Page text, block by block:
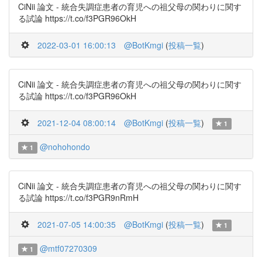
CiNii 論文 - 統合失調症患者の育児への祖父母の関わりに関す
る試論 https://t.co/f3PGR96OkH
2022-03-01 16:00:13 @BotKmgi (投稿一覧)
CiNii 論文 - 統合失調症患者の育児への祖父母の関わりに関す
る試論 https://t.co/f3PGR96OkH
2021-12-04 08:00:14 @BotKmgi (投稿一覧) 1
1 @nohohondo
CiNii 論文 - 統合失調症患者の育児への祖父母の関わりに関す
る試論 https://t.co/f3PGR9nRmH
2021-07-05 14:00:35 @BotKmgi (投稿一覧) 1
1 @mtf07270309